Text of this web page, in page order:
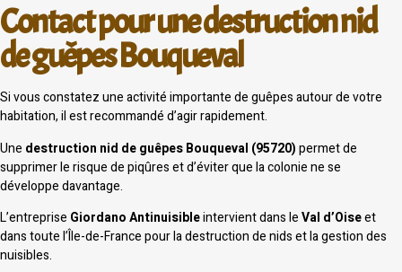
Contact pour une destruction nid
de guêpes Bouqueval
Si vous constatez une activité importante de guêpes autour de votre
habitation, il est recommandé d’agir rapidement.
Une destruction nid de guêpes Bouqueval (95720)permet de
supprimer le risque de piqûres et d’éviter que la colonie ne se
développe davantage.
L’entreprise Giordano Antinuisibleintervient dans leVal d’Oiseet
dans toute l’Île-de-France pour la destruction de nids et la gestion des
nuisibles.